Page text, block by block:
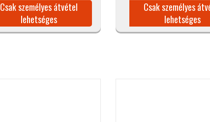
Csak személyes átvétel
lehetséges
Csak személyes
lehetséges